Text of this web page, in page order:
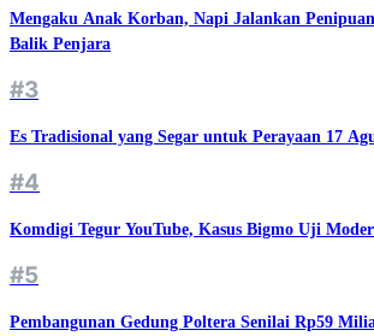
Mengaku Anak Korban, Napi Jalankan
Balik Penjara
#3
Es Tradisional yang Segar untuk Perayaan 17
#4
Komdigi Tegur YouTube, Kasus Bigmo Uji
#5
Pembangunan Gedung Poltera Senilai Rp59